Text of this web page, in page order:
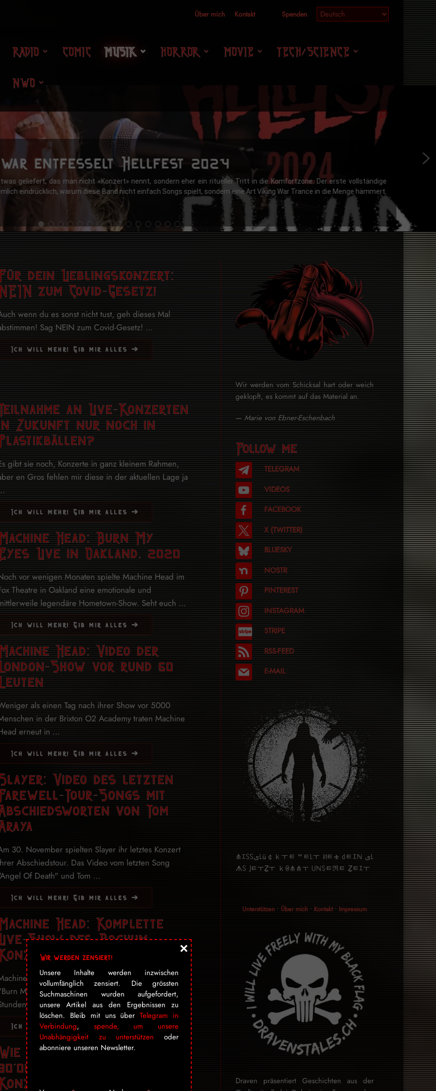
Über mich Kontakt Spenden
RADIO COMIC MUSIK HORROR MOVIE TECH/SCIENCE
NWO
entfesselt Hellfest 2024
geliefert, das man nicht «Konzert» nennt, sondern eher ein ritueller Tritt in die Komfortzone. Der erste vollständige
eindrücklich, warum diese Band nicht einfach Songs spielt, sondern eine Art Viking War Trance in die Menge hämmert.
dein Lieblingskonzert:
zum Covid-Gesetz!
wenn du es sonst nicht tust, geh dieses Mal
Sag NEIN zum Covid-Gesetz! ...
Ich will mehr! Gib mir alles ➔
an Live-Konzerten
Zukunft nur noch in
gibt sie noch, Konzerte in ganz kleinem Rahmen,
en Gros fehlen mir diese in der aktuellen Lage ja
Ich will mehr! Gib mir alles ➔
Head: Burn My
Live in Oakland, 2020
vor wenigen Monaten spielte Machine Head im
Theatre in Oakland eine emotionale und
legendäre Hometown-Show. Seht euch ...
Ich will mehr! Gib mir alles ➔
Head: Video der
Show vor rund 50
als einen Tag nach ihrer Show vor 5000
in der Brixton O2 Academy traten Machine
erneut in ...
Ich will mehr! Gib mir alles ➔
Video des letzten
Tour-Songs mit
von Tom
30. November spielten Slayer ihr letztes Konzert
Abschiedstour. Das Video vom letzten Song
Of Death" und Tom ...
Ich will mehr! Gib mir alles ➔
Head: Komplette
Show des Bochum-
Head haben den komplett Live-Auftritt ihrer
My Eyes"-Tour in Bochum veröffentlicht. Drei
und 25 Minuten lang stand ...
Ich will mehr! Gib mir alles ➔
man mit Sitzlaola und
Smartphones ein
verzaubert
Wir werden vom Schicksal hart oder weich
geklopft, es kommt auf das Material an.
— Marie von Ebner-Eschenbach
Follow me
TELEGRAM
VIDEOS
FACEBOOK
X (TWITTER)
BLUESKY
NOSTR
PINTEREST
INSTAGRAM
STRIPE
RSS-FEED
E-MAIL
⋔ｴ꒚꒚ﻯ꒒ü￠ｋￓﾼ ꒳ﾼ꒒ￓ ꎧﾼቄ ꒯ﾼｴℕ ﻯ꒒
ᗑ꒚ ｣ﾼￓẔￓ ｋꑙ⋔⋔ￓ ꒤ℕ꒚ﾼℜﾼ Ẕﾼｴￓ
Unterstützen• Über mich• Kontakt• Impressum
Draven präsentiert Geschichten aus der
Wir werden zensiert!
Unsere Inhalte werden inzwischen
vollumfänglich zensiert. Die grössten
Suchmaschinen wurden aufgefordert,
unsere Artikel aus den Ergebnissen zu
löschen. Bleib mit uns überTelegram in
Verbindung, spende, um unsere
Unabhängigkeit zu unterstützen oder
abonniere unseren Newsletter.
×